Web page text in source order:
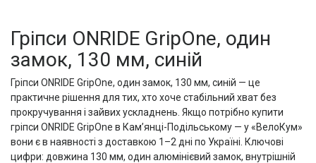
Гріпси ONRIDE GripOne, один
замок, 130 мм, синій
Гріпси ONRIDE GripOne, один замок, 130 мм, синій — це
практичне рішення для тих, хто хоче стабільний хват без
прокручування і зайвих ускладнень. Якщо потрібно купити
гріпси ONRIDE GripOne в Кам’янці-Подільському — у «ВелоКум»
вони є в наявності з доставкою 1–2 дні по Україні. Ключові
цифри: довжина 130 мм, один алюмінієвий замок, внутрішній